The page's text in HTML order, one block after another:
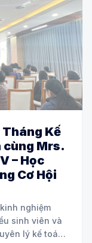
Kế
cùng Mrs.
– Học
Cơ Hội
nghiệm